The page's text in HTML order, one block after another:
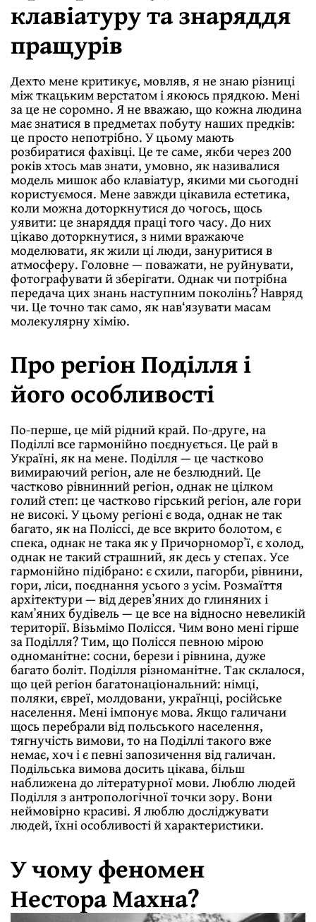
клавіатуру та знаряддя
пращурів
Дехто мене критикує, мовляв, я не знаю різниці
між ткацьким верстатом і якоюсь прядкою. Мені
за це не соромно. Я не вважаю, що кожна людина
має знатися в предметах побуту наших предків:
це просто непотрібно. У цьому мають
розбиратися фахівці. Це те саме, якби через 200
років хтось мав знати, умовно, як називалися
модель мишок або клавіатур, якими ми сьогодні
користуємося. Мене завжди цікавила естетика,
коли можна доторкнутися до чогось, щось
уявити: це знаряддя праці того часу. До них
цікаво доторкнутися, з ними вражаюче
моделювати, як жили ці люди, зануритися в
атмосферу. Головне — поважати, не руйнувати,
фотографувати й зберігати. Однак чи потрібна
передача цих знань наступним поколінь? Навряд
чи. Це точно так само, як нав‘язувати масам
молекулярну хімію.
Про регіон Поділля і
його особливості
По-перше, це мій рідний край. По-друге, на
Поділлі все гармонійно поєднується. Це рай в
Україні, як на мене. Поділля — це частково
вимираючий регіон, але не безлюдний. Це
частково рівнинний регіон, однак не цілком
голий степ: це частково гірський регіон, але гори
не високі. У цьому регіоні є вода, однак не так
багато, як на Поліссі, де все вкрито болотом, є
спека, однак не така як у Причорноморʼї, є холод,
однак не такий страшний, як десь у степах. Усе
гармонійно підібрано: є схили, пагорби, рівнини,
гори, ліси, поєднання усього з усім. Розмаїття
архітектури — від деревʼяних до глиняних і
камʼяних будівель — це все на відносно невеликій
території. Візьмімо Полісся. Чим воно мені гірше
за Поділля? Тим, що Полісся певною мірою
одноманітне: сосни, берези і рівнина, дуже
багато боліт. Поділля різноманітне. Так склалося,
що цей регіон багатонаціональний: німці,
поляки, євреї, молдовани, українці, російське
населення. Мені імпонує мова. Якщо галичани
щось перебрали від польського населення,
тягнучість вимови, то на Поділлі такого вже
немає, хоч і є певні запозичення від галичан.
Подільська вимова досить цікава, більш
наближена до літературної мови. Люблю людей
Поділля з антропологічної точки зору. Вони
неймовірно красиві. Я люблю досліджувати
людей, їхні особливості й характеристики.
У чому феномен
Нестора Махна?